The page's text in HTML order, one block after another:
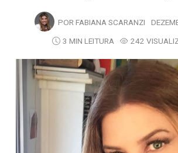
POR FABIANA SCARANZI
3 MIN LEITURA
242